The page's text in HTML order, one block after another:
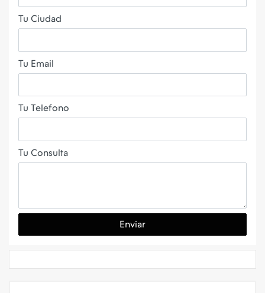
Tu Ciudad
Tu Email
Tu Telefono
Tu Consulta
Enviar